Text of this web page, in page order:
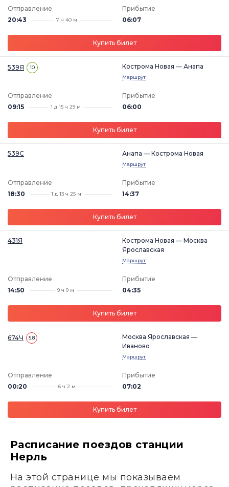
Отправление
20:43
7 ч 40 м
Прибытие
06:07
Купить билет
539Я 10 Кострома Новая — Анапа
Маршрут
Отправление
09:15
1 д 15 ч 29 м
Прибытие
06:00
Купить билет
539С Анапа — Кострома Новая
Маршрут
Отправление
18:30
1 д 13 ч 25 м
Прибытие
14:37
Купить билет
431Я
Кострома Новая — Москва
Ярославская
Маршрут
Отправление
14:50
9 ч 9 м
Прибытие
04:35
Купить билет
674Ч 5.8
Москва Ярославская —
Иваново
Маршрут
Отправление
00:20
6 ч 2 м
Прибытие
07:02
Купить билет
Расписание поездов станции
Нерль
На этой странице мы показываем